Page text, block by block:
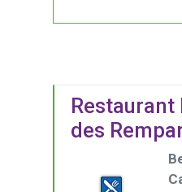
Restaurant
des